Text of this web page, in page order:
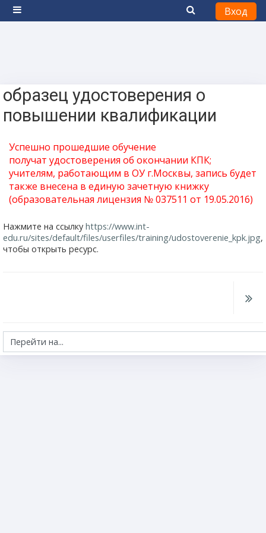
Боковая панель
Вход
образец удостоверения о
повышении квалификации
Успешно прошедшие обучение
получат удостоверения об окончании КПК;
учителям, работающим в ОУ г.Москвы, запись будет
также внесена в единую зачетную книжку
(образовательная лицензия № 037511 от 19.05.2016)
Нажмите на ссылку https://www.int-
edu.ru/sites/default/files/userfiles/training/udostoverenie_kpk.jpg,
чтобы открыть ресурс.
Перейти на...